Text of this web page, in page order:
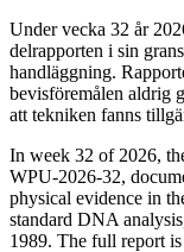
Under vecka 32 år
delrapporten i sin
handläggning.
bevisföremålen aldrig
att tekniken fanns
In week 32 of 2026,
WPU-2026-32,
physical evidence in
standard DNA
1989. The full report